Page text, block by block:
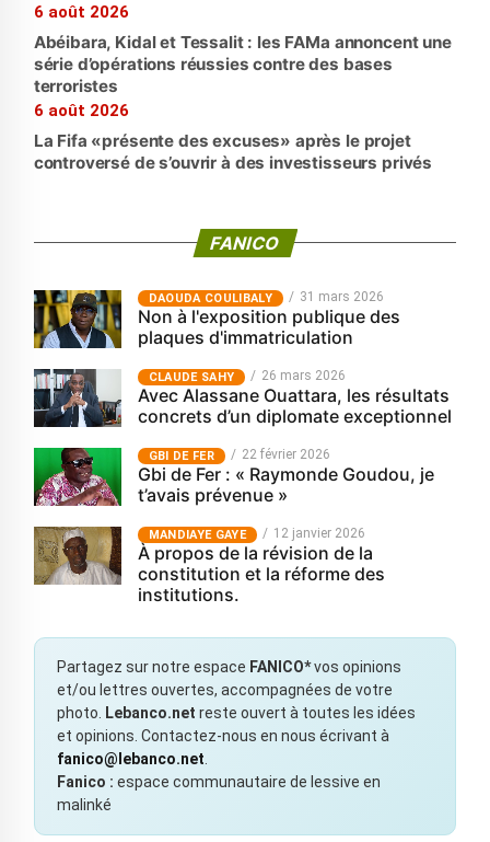
6 août 2026
Abéibara, Kidal et Tessalit : les FAMa annoncent une
série d’opérations réussies contre des bases
terroristes
6 août 2026
La Fifa «présente des excuses» après le projet
controversé de s’ouvrir à des investisseurs privés
FANICO
‎DAOUDA COULIBALY 31 mars 2026
Non à l'exposition publique des
plaques d'immatriculation
CLAUDE SAHY 26 mars 2026
Avec Alassane Ouattara, les résultats
concrets d’un diplomate exceptionnel
GBI DE FER 22 février 2026
Gbi de Fer : « Raymonde Goudou, je
t’avais prévenue »
MANDIAYE GAYE 12 janvier 2026
À propos de la révision de la
constitution et la réforme des
institutions.
Partagez sur notre espace FANICO*vos opinions
et/ou lettres ouvertes, accompagnées de votre
photo.
Lebanco.net reste ouvert à toutes les idées
et opinions. Contactez-nous en nous écrivant à
fanico@lebanco.net
Fanico : espace communautaire de lessive en
malinké